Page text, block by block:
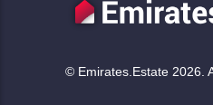
© Emirates.Estate 2026.